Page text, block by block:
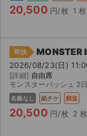
20,500 円/枚 1 枚
即決 MONSTER
2026/08/23(日)
[詳細] 自由席
モンスターバッシュ 2日通し券 2枚セット バラ売り可 ご希
名義なし 紙チケ 郵送
20,500 円/枚 2 枚